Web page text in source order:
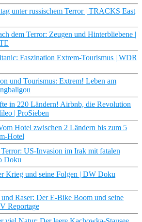
unter russischem Terror | TRACKS East
dem Terror: Zeugen und Hinterbliebene |
Faszination Extrem-Tourismus | WDR
und Tourismus: Extrem! Leben am
in 220 Ländern! Airbnb, die Revolution
| ProSieben
Hotel zwischen 2 Ländern bis zum 5
Hotel
US-Invasion im Irak mit fatalen
Doku
Krieg und seine Folgen | DW Doku
Raser: Der E-Bike Boom und seine
Reportage